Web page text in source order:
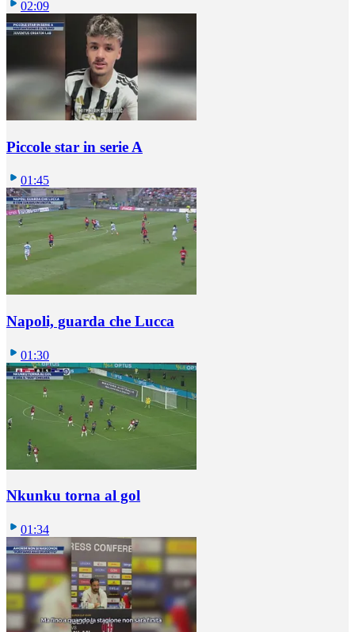
02:09
Piccole star in serie A
01:45
Napoli, guarda che Lucca
01:30
Nkunku torna al gol
01:34